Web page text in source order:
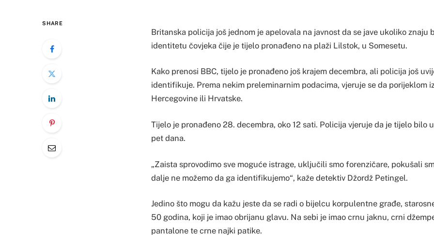
SHARE
Britanska policija još jednom je apelovala na javnost da se jave ukoliko znaju
identitetu čovjeka čije je tijelo pronađeno na plaži Lilstok, u Somesetu.
Kako prenosi BBC, tijelo je pronađeno još krajem decembra, ali policija još
identifikuje. Prema nekim preleminarnim podacima, vjeruje se da porijeklom
Hercegovine ili Hrvatske.
Tijelo je pronađeno 28. decembra, oko 12 sati. Policija vjeruje da je tijelo bilo
pet dana.
„Zaista sprovodimo sve moguće istrage, uključili smo forenzičare, pokušali
dalje ne možemo da ga identifikujemo“, kaže detektiv Džordž Petingel.
Jedino što mogu da kažu jeste da se radi o bijelcu korpulentne građe,
50 godina, koji je imao obrijanu glavu. Na sebi je imao crnu jaknu, crni
pantalone te crne najki patike.